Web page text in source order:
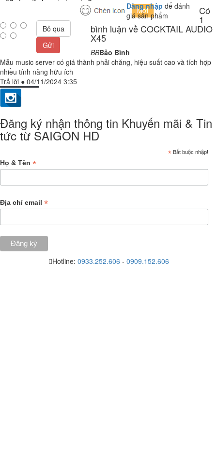
Đăng nhập để đánh
giá sản phẩm
Bỏ qua
Gửi
Có
1
bình luận về COCKTAIL AUDIO
X45
BBBảo Bình
Mẫu music server có giá thành phải chăng, hiệu suất cao và tích hợp
nhiều tính năng hữu ích
Trả lời ● 04/11/2024 3:35
Đăng ký nhận thông tin Khuyến mãi & Tin
tức từ SAIGON HD
* Bắt buộc nhập!
Họ & Tên *
Địa chỉ email *
Hotline: 0933.252.606 - 0909.152.606